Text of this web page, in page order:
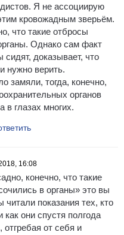
Я не ассоциирую
кровожадным зверьём.
что такие отбросы
Однако сам факт
сидят, доказывает, что
нужно верить.
замяли, тогда, конечно,
органов
в глазах многих.
16:08
конечно, что такие
в органы» это вы
читали показания тех, кто
как они спустя полгода
отгребая от себя и